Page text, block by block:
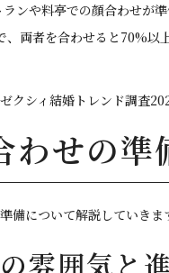
ンや料亭での顔合わせが
両者を合わせると70%以
クシィ結婚トレンド調
わせの準
備について解説していきま
雰囲気と